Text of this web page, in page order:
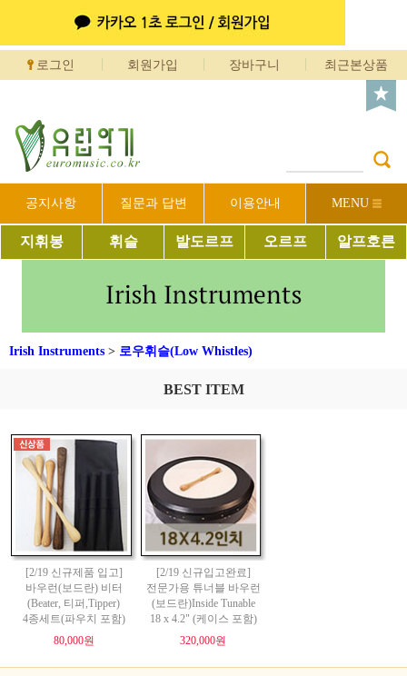
로그인 회원가입 장바구니 최근본상품
공지사항 질문과 답변 이용안내 MENU
지휘봉 휘슬 발도르프 오르프 알프호른
Irish Instruments > 로우휘슬(Low Whistles)
BEST ITEM
[2/19 신규제품 입고]
바우런(보드란) 비터
(Beater, 티퍼,Tipper)
4종세트(파우치 포함)
80,000원
[2/19 신규입고완료]
전문가용 튜너블 바우런
(보드란)Inside Tunable
18 x 4.2" (케이스 포함)
320,000원